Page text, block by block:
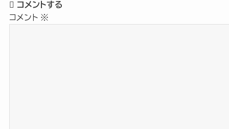
コメントする
コメント ※